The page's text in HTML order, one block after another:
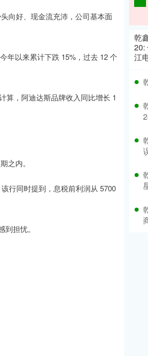
向好、现金流充沛，公司基本面
以来累计下跌 15%，过去 12 个
，阿迪达斯品牌收入同比增长 1
之内。
行同时提到，息税前利润从 5700
担忧。
乾
20:
江